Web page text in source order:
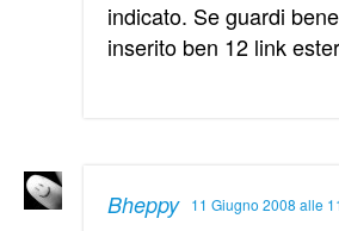
indicato. Se guardi
inserito ben 12 link
Bheppy 11 Giugno 2008 alle